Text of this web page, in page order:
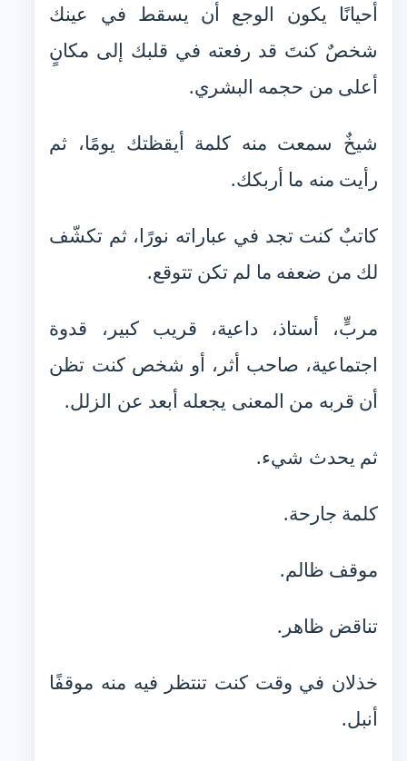
أحيانًا يكون الوجع أن يسقط في عينك
شخصٌ كنتَ قد رفعته في قلبك إلى مكانٍ
أعلى من حجمه البشري.
شيخٌ سمعت منه كلمة أيقظتك يومًا، ثم
رأيت منه ما أربكك.
كاتبٌ كنت تجد في عباراته نورًا، ثم تكشّف
لك من ضعفه ما لم تكن تتوقع.
مربٍّ، أستاذ، داعية، قريب كبير، قدوة
اجتماعية، صاحب أثر، أو شخص كنت تظن
أن قربه من المعنى يجعله أبعد عن الزلل.
ثم يحدث شيء.
كلمة جارحة.
موقف ظالم.
تناقض ظاهر.
خذلان في وقت كنت تنتظر فيه منه موقفًا
أنبل.